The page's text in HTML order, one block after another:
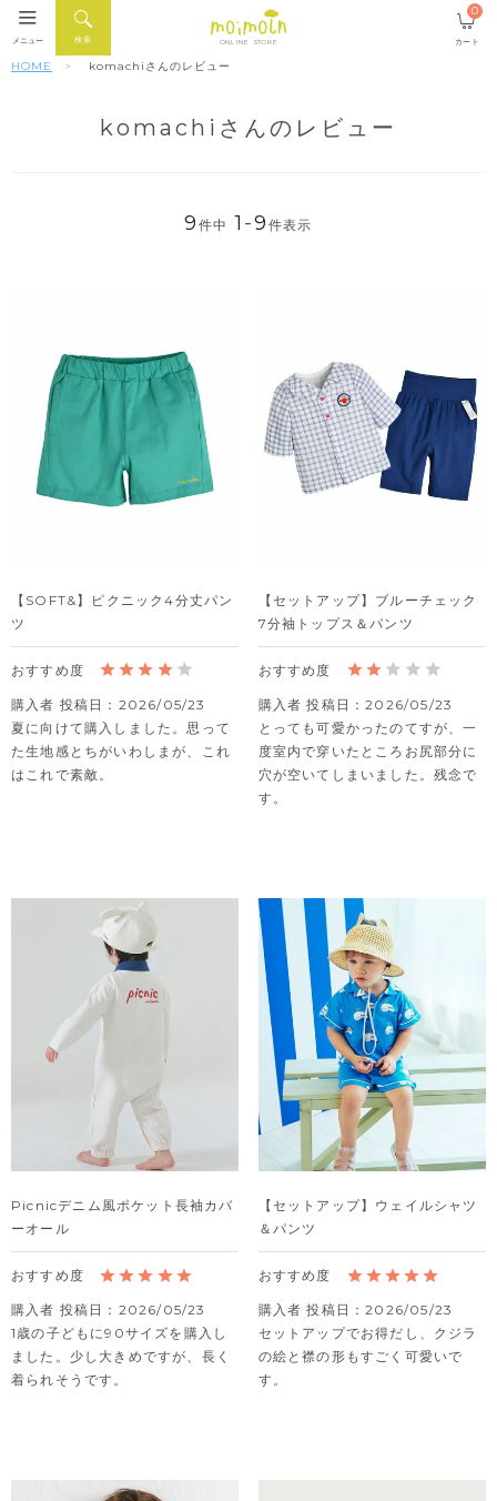
ONLINE STORE
検索
メニュー カート
0
HOME komachiさんのレビュー
komachiさんのレビュー
9件中 1 -9 件表示
【SOFT&】ピクニック4分丈パン
ツ
購入者 投稿日
2026/05/23
夏に向けて購入しました。思って
た生地感とちがいわしまが、これ
はこれで素敵。
【セットアップ】ブルーチェック
7分袖トップス＆パンツ
購入者 投稿日
2026/05/23
とっても可愛かったのてすが、一
度室内で穿いたところお尻部分に
穴が空いてしまいました。残念で
す。
Picnicデニム風ポケット長袖カバ
ーオール
購入者 投稿日
2026/05/23
1歳の子どもに90サイズを購入し
ました。少し大きめですが、長く
着られそうです。
【セットアップ】ウェイルシャツ
＆パンツ
購入者 投稿日
2026/05/23
セットアップでお得だし、クジラ
の絵と襟の形もすごく可愛いで
す。